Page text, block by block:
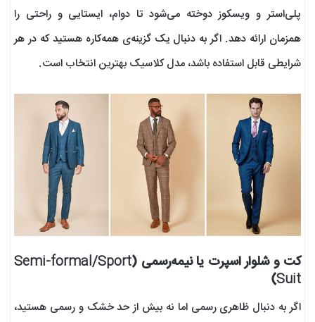
پلی‌استر و ویسکوز دوخته می‌شود تا دوام، ایستایی و راحتی را
همزمان ارائه دهد. اگر به دنبال یک گزینه‌ی همه‌کاره هستید که در هر
شرایطی قابل استفاده باشد، مدل کلاسیک بهترین انتخاب است.
کت و شلوار اسپرت یا نیمه‌رسمی (Semi-formal/Sport
Suit)
اگر به دنبال ظاهری رسمی اما نه بیش از حد خشک و رسمی هستید،